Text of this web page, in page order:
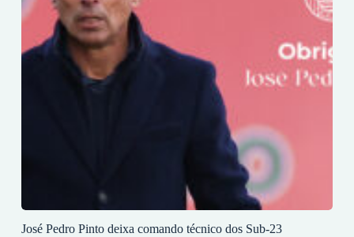
José Pedro Pinto deixa comando técnico dos Sub-23